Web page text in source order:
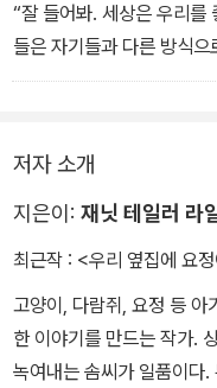
“잘 들어봐. 세상은 우리를
들은 자기들과 다른 방식
마련이지. 그런 존재가 주
저자 소개
지은이: 재닛 테일러 라
최근작 : <우리 옆집에 요
고양이, 다람쥐, 요정 등 아
한 이야기를 만드는 작가.
녹여내는 솜씨가 일품이다